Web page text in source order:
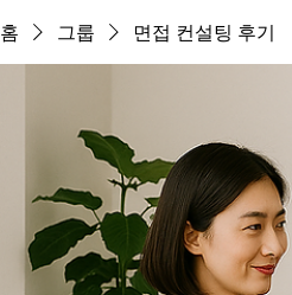
홈 그룹 면접 컨설팅 후기